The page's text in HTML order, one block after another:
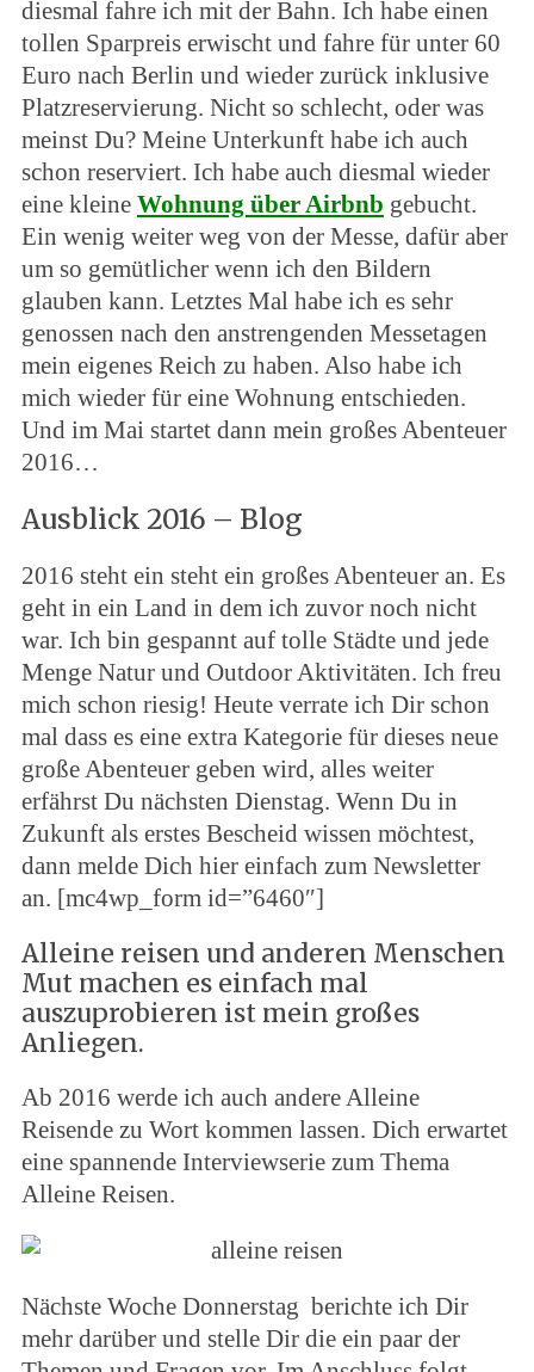
diesmal fahre ich mit der Bahn. Ich habe einen
tollen Sparpreis erwischt und fahre für unter 60
Euro nach Berlin und wieder zurück inklusive
Platzreservierung. Nicht so schlecht, oder was
meinst Du? Meine Unterkunft habe ich auch
schon reserviert. Ich habe auch diesmal wieder
eine kleine Wohnung über Airbnb gebucht.
Ein wenig weiter weg von der Messe, dafür aber
um so gemütlicher wenn ich den Bildern
glauben kann. Letztes Mal habe ich es sehr
genossen nach den anstrengenden Messetagen
mein eigenes Reich zu haben. Also habe ich
mich wieder für eine Wohnung entschieden.
Und im Mai startet dann mein großes Abenteuer
2016…
Ausblick 2016 – Blog
2016 steht ein steht ein großes Abenteuer an. Es
geht in ein Land in dem ich zuvor noch nicht
war. Ich bin gespannt auf tolle Städte und jede
Menge Natur und Outdoor Aktivitäten. Ich freu
mich schon riesig! Heute verrate ich Dir schon
mal dass es eine extra Kategorie für dieses neue
große Abenteuer geben wird, alles weiter
erfährst Du nächsten Dienstag. Wenn Du in
Zukunft als erstes Bescheid wissen möchtest,
dann melde Dich hier einfach zum Newsletter
an. [mc4wp_form id=”6460″]
Alleine reisen und anderen Menschen
Mut machen es einfach mal
auszuprobieren ist mein großes
Anliegen.
Ab 2016 werde ich auch andere Alleine
Reisende zu Wort kommen lassen. Dich erwartet
eine spannende Interviewserie zum Thema
Alleine Reisen.
Nächste Woche Donnerstag berichte ich Dir
mehr darüber und stelle Dir die ein paar der